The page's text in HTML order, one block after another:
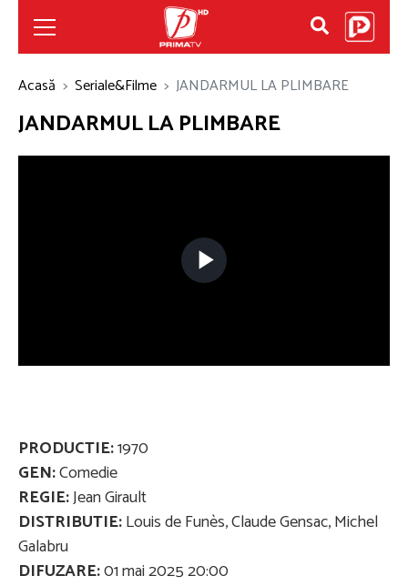
Acasă Seriale&Filme JANDARMUL LA PLIMBARE
JANDARMUL LA PLIMBARE
Play
PRODUCTIE:1970
GEN:Comedie
REGIE:Jean Girault
DISTRIBUTIE:Louis de Funès, Claude Gensac, Michel
Galabru
DIFUZARE:01 mai 2025 20:00